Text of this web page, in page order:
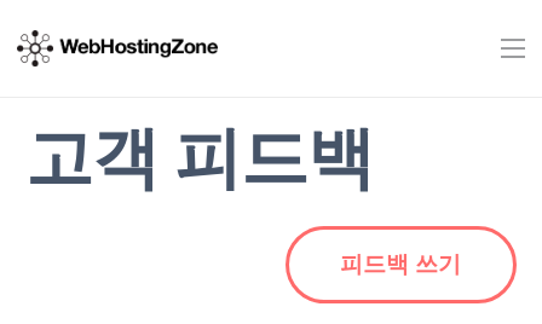
고객 피드백
피드백 쓰기